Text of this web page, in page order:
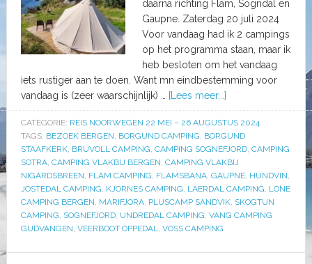
daarna richting Flam, Sogndal en
Gaupne. Zaterdag 20 juli 2024
Voor vandaag had ik 2 campings
op het programma staan, maar ik
heb besloten om het vandaag
iets rustiger aan te doen. Want mn eindbestemming voor
vandaag is (zeer waarschijnlijk) …
[Lees meer...]
CATEGORIE: REIS NOORWEGEN 22 MEI – 26 AUGUSTUS 2024
TAGS: BEZOEK BERGEN, BORGUND CAMPING, BORGUND
STAAFKERK, BRUVOLL CAMPING, CAMPING SOGNEFJORD, CAMPING
SOTRA, CAMPING VLAKBIJ BERGEN, CAMPING VLAKBIJ
NIGARDSBREEN, FLAM CAMPING, FLAMSBANA, GAUPNE, HUNDVIN,
JOSTEDAL CAMPING, KJORNES CAMPING, LAERDAL CAMPING, LONE
CAMPING BERGEN, MARIFJORA, PLUSCAMP SANDVIK, SKOGTUN
CAMPING, SOGNEFJORD, UNDREDAL CAMPING, VANG CAMPING
GUDVANGEN, VEERBOOT OPPEDAL, VOSS CAMPING